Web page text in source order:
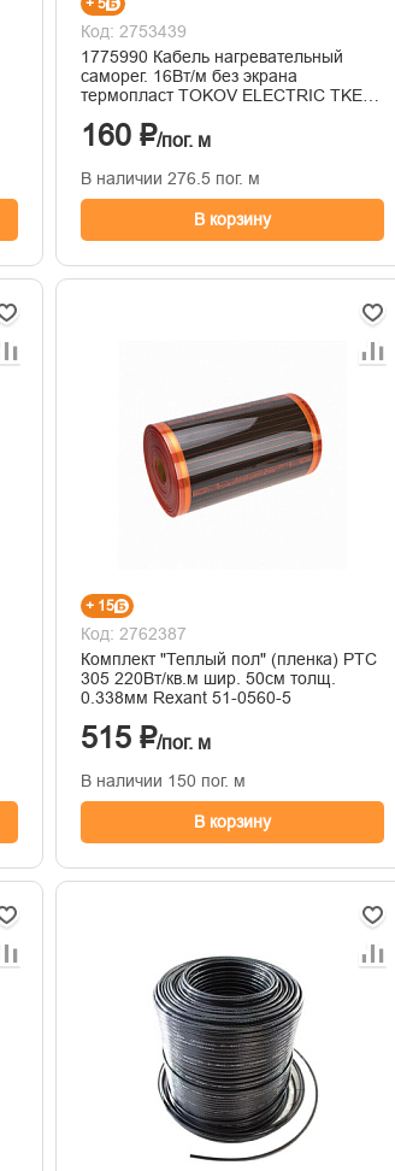
+ 5
Код: 2753439
1775990 Кабель нагревательный
саморег. 16Вт/м без экрана
термопласт TOKOV ELECTRIC TKE-
160 ₽/пог. м
В наличии 276.5 пог. м
В корзину
+ 15
Код: 2762387
Комплект "Теплый пол" (пленка) PTC
305 220Вт/кв.м шир. 50см толщ.
0.338мм Rexant 51-0560-5
515 ₽/пог. м
В наличии 150 пог. м
В корзину